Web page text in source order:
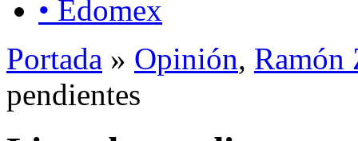
• Edomex
Portada » Opinión, Ramón
pendientes